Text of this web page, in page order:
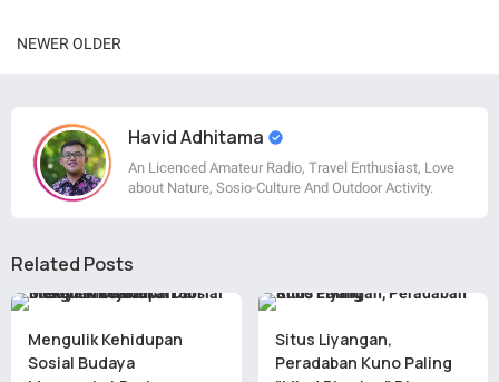
NEWEROLDER
Havid Adhitama
An Licenced Amateur Radio, Travel Enthusiast, Love
about Nature, Sosio-Culture And Outdoor Activity.
Related Posts
Mengulik Kehidupan
Sosial Budaya
Situs Liyangan,
Peradaban Kuno Paling